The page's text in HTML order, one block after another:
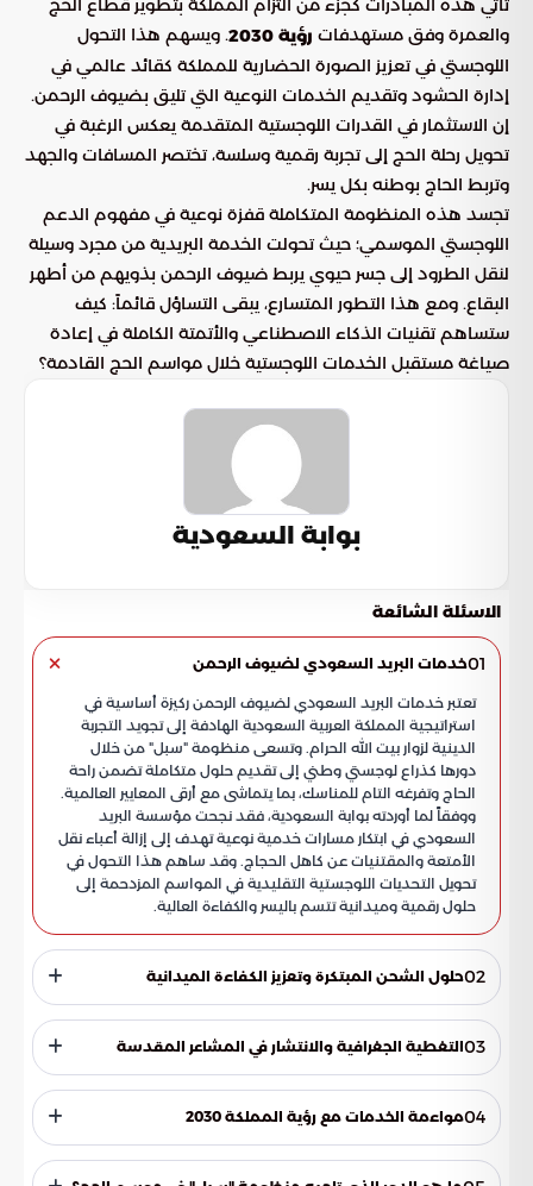
تأتي هذه المبادرات كجزء من التزام المملكة بتطوير قطاع الحج
والعمرة وفق مستهدفات رؤية 2030
. ويسهم هذا التحول
اللوجستي في تعزيز الصورة الحضارية للمملكة كقائد عالمي في
إدارة الحشود وتقديم الخدمات النوعية التي تليق بضيوف الرحمن.
إن الاستثمار في القدرات اللوجستية المتقدمة يعكس الرغبة في
تحويل رحلة الحج إلى تجربة رقمية وسلسة، تختصر المسافات والجهد
وتربط الحاج بوطنه بكل يسر.
تجسد هذه المنظومة المتكاملة قفزة نوعية في مفهوم الدعم
اللوجستي الموسمي؛ حيث تحولت الخدمة البريدية من مجرد وسيلة
لنقل الطرود إلى جسر حيوي يربط ضيوف الرحمن بذويهم من أطهر
البقاع. ومع هذا التطور المتسارع، يبقى التساؤل قائماً: كيف
ستساهم تقنيات الذكاء الاصطناعي والأتمتة الكاملة في إعادة
صياغة مستقبل الخدمات اللوجستية خلال مواسم الحج القادمة؟
بوابة السعودية
الاسئلة الشائعة
01خدمات البريد السعودي لضيوف الرحمن
تعتبر خدمات البريد السعودي لضيوف الرحمن ركيزة أساسية في
استراتيجية المملكة العربية السعودية الهادفة إلى تجويد التجربة
الدينية لزوار بيت الله الحرام. وتسعى منظومة "سبل" من خلال
دورها كذراع لوجستي وطني إلى تقديم حلول متكاملة تضمن راحة
الحاج وتفرغه التام للمناسك، بما يتماشى مع أرقى المعايير العالمية.
ووفقاً لما أوردته بوابة السعودية، فقد نجحت مؤسسة البريد
السعودي في ابتكار مسارات خدمية نوعية تهدف إلى إزالة أعباء نقل
الأمتعة والمقتنيات عن كاهل الحجاج. وقد ساهم هذا التحول في
تحويل التحديات اللوجستية التقليدية في المواسم المزدحمة إلى
حلول رقمية وميدانية تتسم باليسر والكفاءة العالية.
02حلول الشحن المبتكرة وتعزيز الكفاءة الميدانية
شريك تقني يقدم حلولاً استباقية تدعم انسيابية الحركة داخل
المشاعر المقدسة. وتعتمد هذه الحلول على عدة محاور تقنية
03التغطية الجغرافية والانتشار في المشاعر المقدسة
ضيوف الرحمن في أماكن تواجدهم كافة، وذلك من خلال توزيع
جغرافي مدروس يغطي النقاط الحيوية في مكة والمدينة والمشاعر:
04مواءمة الخدمات مع رؤية المملكة 2030
والعمرة وفق مستهدفات رؤية 2030. ويسهم هذا التحول